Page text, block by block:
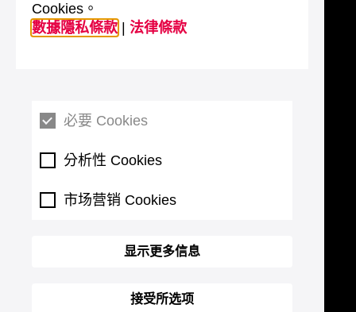
Cookies。
數據隱私條款
法律條款
必要 Cookies
分析性 Cookies
市场营销 Cookies
显示更多信息
接受所选项